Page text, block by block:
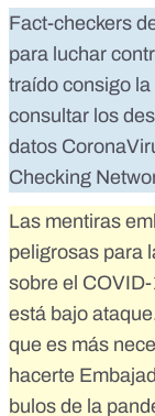
Fact-checkers
para luchar
traído consigo
consultar los
datos
Checking
Las mentiras
peligrosas para
sobre el
está bajo
que es más
hacerte
bulos de la